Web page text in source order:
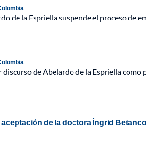
de la Espriella suspende el proceso de
discurso de Abelardo de la Espriella
aceptación de la doctora Íngrid